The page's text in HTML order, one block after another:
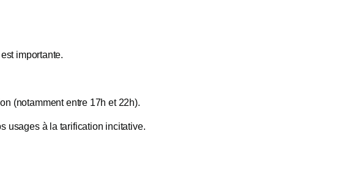
importante.
(notamment entre 17h et 22h).
usages à la tarification incitative.